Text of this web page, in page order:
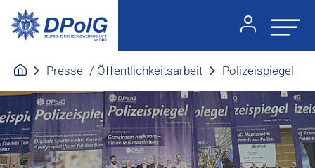
Presse- / Öffentlichkeitsarbeit Polizeispiegel